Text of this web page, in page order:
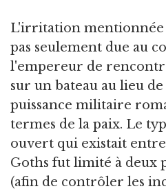
L'irritation
pas seulement due au
l'empereur de
sur un bateau au lieu
puissance militaire
termes de la paix. Le
ouvert qui existait entre
Goths fut limité à deux
(afin de contrôler les